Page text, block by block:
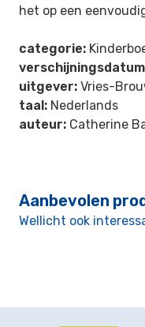
het op een
categorie:
uitgever: Vries-
taal: Nederlands
auteur: Catherine
Aanbevolen
Wellicht ook